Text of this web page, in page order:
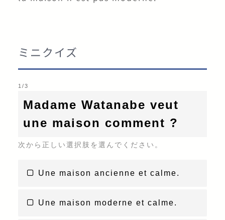
pratique
une visite
ミニクイズ
1/3
Madame Watanabe veut
une maison comment ?
次から正しい選択肢を選んでください。
Une maison ancienne et calme.
Une maison moderne et calme.